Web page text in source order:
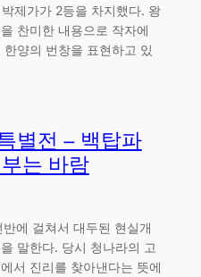
제가가 2등을 차지했다. 왕
찬미한 내용으로 작자에
양의 번창을 표현하고 있
별전 – 백탑파
는 바람
에 걸쳐서 대두된 현실개
말한다. 당시 청나라의 고
서 진리를 찾아낸다는 뜻에